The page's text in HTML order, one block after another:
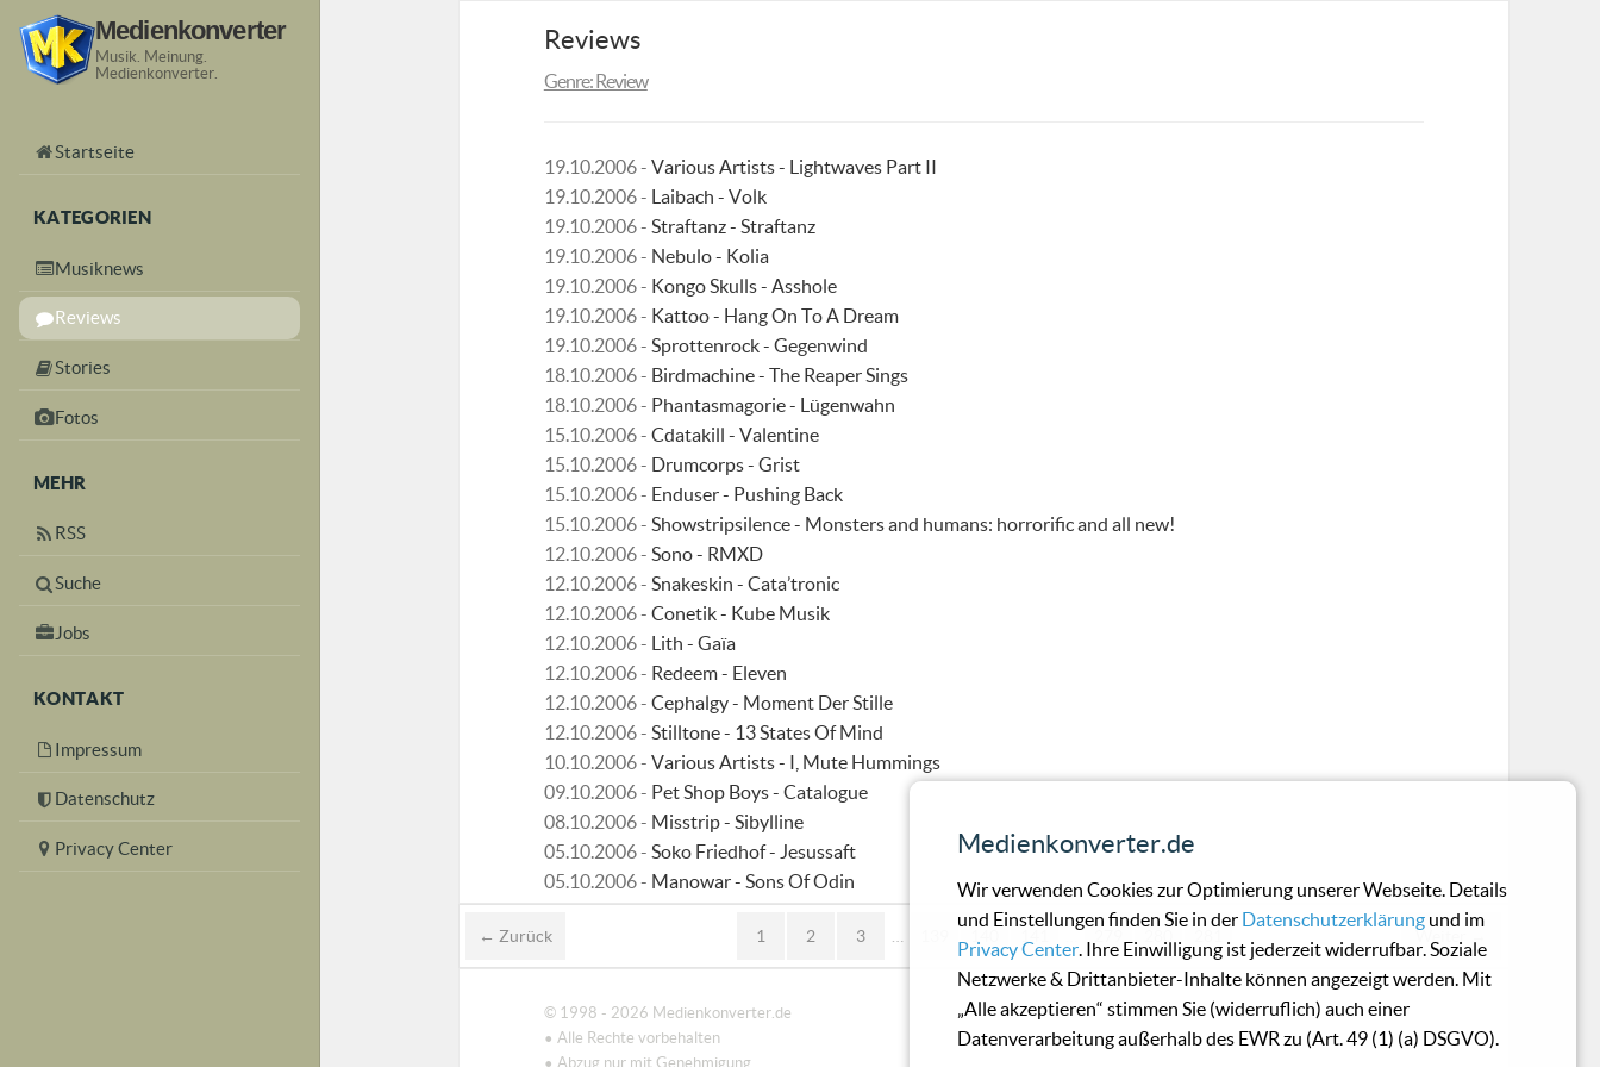
Medienkonverter
Musik. Meinung.
Medienkonverter.
Startseite
KATEGORIEN
Musiknews
Reviews
Stories
Fotos
MEHR
RSS
Suche
Jobs
KONTAKT
Impressum
Datenschutz
Privacy Center
Reviews
Genre: Review
19.10.2006 - Various Artists - Lightwaves Part II
19.10.2006 -
Laibach - Volk
19.10.2006 - Straftanz - Straftanz
19.10.2006 - Nebulo - Kolia
19.10.2006 - Kongo Skulls - Asshole
19.10.2006 - Kattoo - Hang On To A Dream
19.10.2006 - Sprottenrock - Gegenwind
18.10.2006 - Birdmachine - The Reaper Sings
18.10.2006 - Phantasmagorie - Lügenwahn
15.10.2006 - Cdatakill - Valentine
15.10.2006 - Drumcorps - Grist
15.10.2006 - Enduser - Pushing Back
15.10.2006 - Showstripsilence - Monsters and humans: horrorific and all new!
12.10.2006 - Sono - RMXD
12.10.2006 - Snakeskin - Cata’tronic
12.10.2006 - Conetik - Kube Musik
12.10.2006 -
Lith - Gaïa
12.10.2006 - Redeem - Eleven
12.10.2006 - Cephalgy - Moment Der Stille
12.10.2006 - Stilltone - 13 States Of Mind
10.10.2006 - Various Artists - I, Mute Hummings
09.10.2006 - Pet Shop Boys - Catalogue
08.10.2006 - Misstrip - Sibylline
05.10.2006 - Soko Friedhof - Jesussaft
05.10.2006 - Manowar - Sons Of Odin
← Zurück 1 2 3 … … Weiter →
© 1998 - 2026 Medienkonverter.de
• Alle Rechte vorbehalten
• Abzug nur mit Genehmigung
Medienkonverter.de
Wir verwenden Cookies zur Optimierung unserer Webseite. Details
und Einstellungen finden Sie in der Datenschutzerklärung und im
Privacy Center. Ihre Einwilligung ist jederzeit widerrufbar. Soziale
Netzwerke & Drittanbieter-Inhalte können angezeigt werden. Mit
„Alle akzeptieren“ stimmen Sie (widerruflich) auch einer
Datenverarbeitung außerhalb des EWR zu (Art. 49 (1) (a) DSGVO).